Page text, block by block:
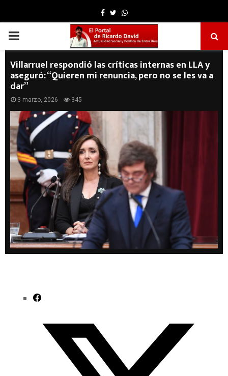
Facebook
TwitterWhatsapp
PRIMARY
MENU
Villarruel respondió las críticas internas en LLA y
aseguró: “Quieren mi renuncia, pero no se les va a
dar”
3 marzo, 2026 345